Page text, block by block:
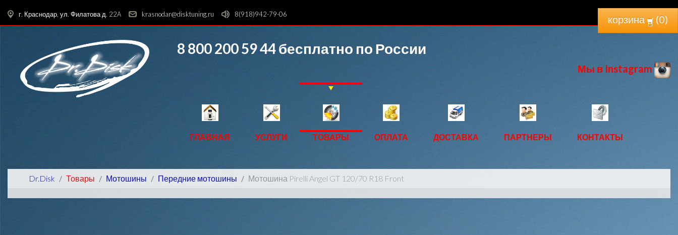
г. Краснодар, ул. Филатова д. 22A krasnodar@disktuning.ru 8(918)942-79-06 корзина (0)
8 800 200 59 44бесплатно по России
Мы в Instagram
ГЛАВНАЯ УСЛУГИ ТОВАРЫ ОПЛАТА ДОСТАВКА ПАРТНЕРЫ КОНТАКТЫ
Dr.Disk Товары Мотошины Передние мотошины Мотошина Pirelli Angel GT 120/70 R18 Front